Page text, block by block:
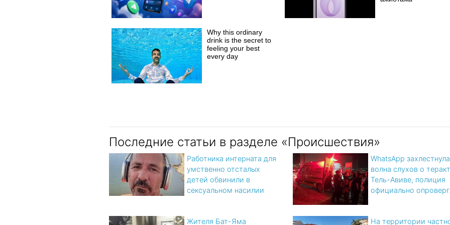
Why this ordinary
drink is the secret to
feeling your best
every day
Последние статьи в разделе «Происшествия»
Работника интерната для
умственно отсталых
детей обвинили в
сексуальном насилии
WhatsApp захлестнула
волна слухов о
Тель-Авиве, полиция
официально
Жителя Бат-Яма На территории